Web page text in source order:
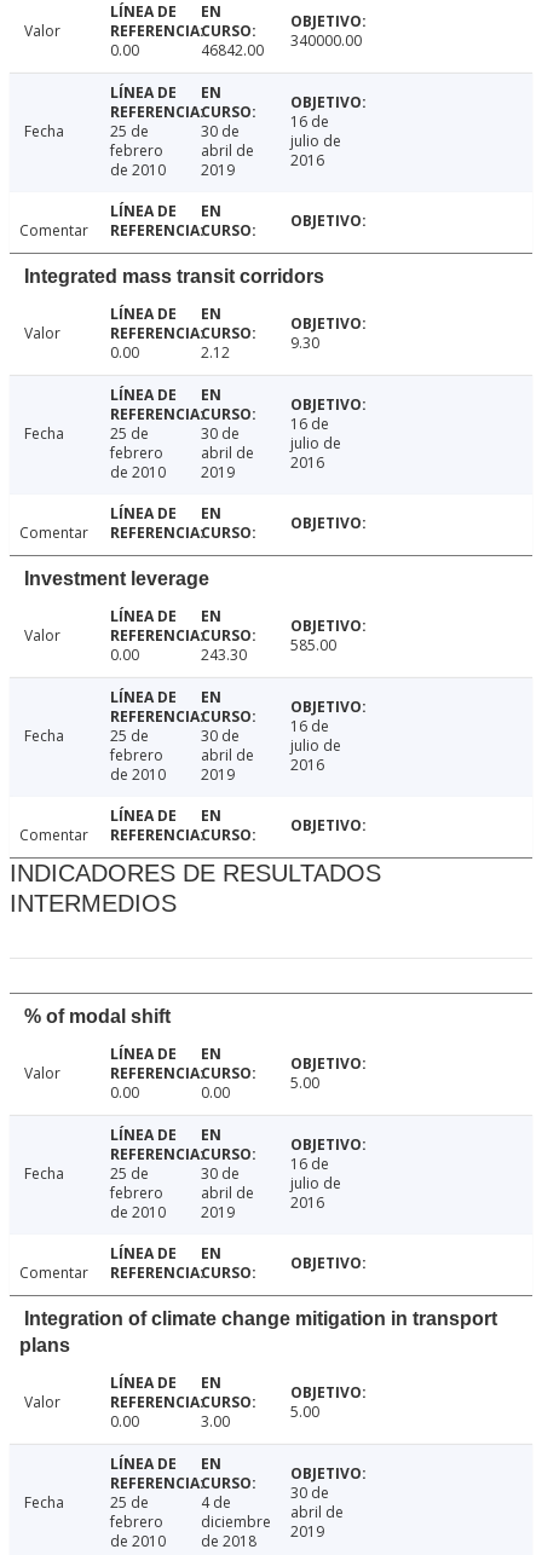
Valor
0.00
46842.00 340000.00
Fecha
25 de
febrero
de 2010
30 de
abril de
2019
16 de
julio de
2016
Comentar
Integrated mass transit corridors
Valor
0.00
2.12 9.30
Fecha
25 de
febrero
de 2010
30 de
abril de
2019
16 de
julio de
2016
Comentar
Investment leverage
Valor
0.00
243.30 585.00
Fecha
25 de
febrero
de 2010
30 de
abril de
2019
16 de
julio de
2016
Comentar
INDICADORES DE RESULTADOS
INTERMEDIOS
% of modal shift
Valor
0.00
0.00 5.00
Fecha
25 de
febrero
de 2010
30 de
abril de
2019
16 de
julio de
2016
Comentar
Integration of climate change mitigation in transport
plans
Valor
0.00
3.00 5.00
Fecha
25 de
febrero
de 2010
4 de
diciembre
de 2018
30 de
abril de
2019